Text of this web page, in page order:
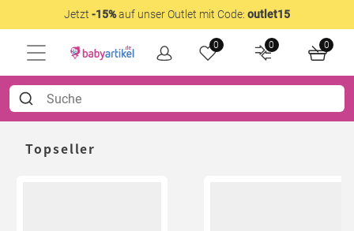
Jetzt -15%auf unser Outlet mit Code: outlet15
0 0 0
Topseller